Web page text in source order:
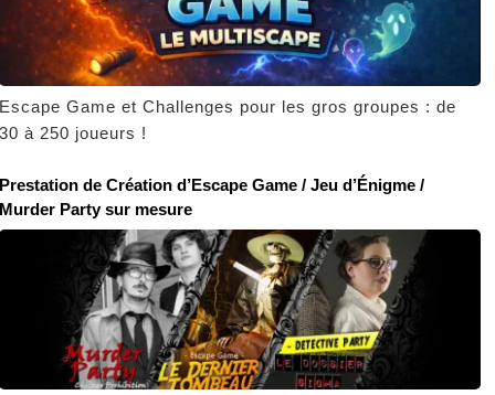
Game et Challenges pour les gros groupes : de
à 250 joueurs !
de Création d’Escape Game / Jeu d’Énigme /
Party sur mesure